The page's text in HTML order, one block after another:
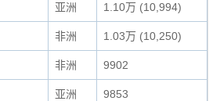
亚洲 1.10万 (10,994)
非洲 1.03万 (10,250)
非洲 9902
亚洲 9853